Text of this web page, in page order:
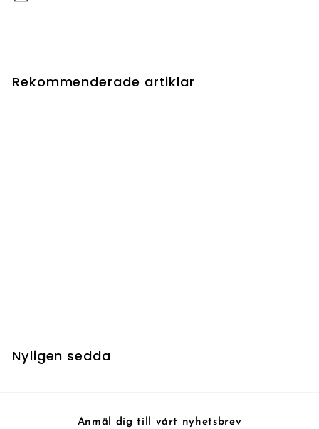
Rekommenderade artiklar
Nyligen sedda
Anmäl dig till vårt nyhetsbrev